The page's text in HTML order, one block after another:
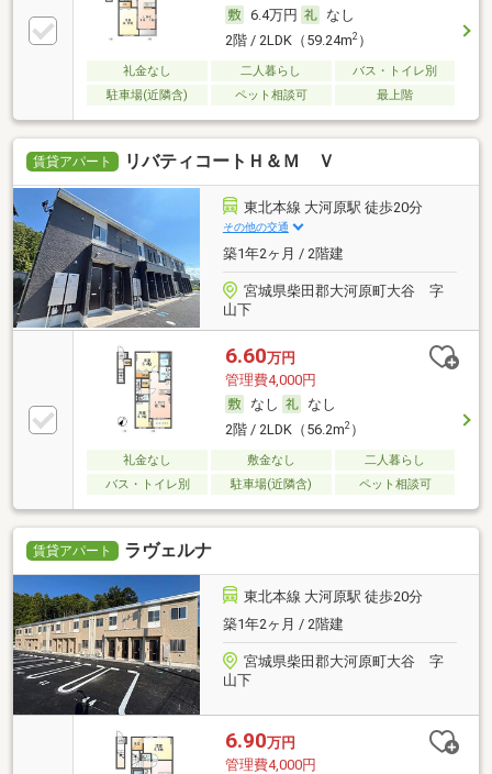
6.4万円
なし
2階 / 2LDK（59.24m2）
礼金なし 二人暮らし
バス・トイレ別
駐車場(近隣含)
ペット相談可 最上階
賃貸アパート リバティコートＨ＆Ｍ Ｖ
東北本線 大河原駅 徒歩20分
その他の交通
築1年2ヶ月 / 2階建
宮城県柴田郡大河原町大谷 字
山下
6.60万円
管理費4,000円
なし
なし
2階 / 2LDK（56.2m2）
礼金なし 敷金なし
二人暮らし
バス・トイレ別
駐車場(近隣含) ペット相談可
賃貸アパート ラヴェルナ
東北本線 大河原駅 徒歩20分
築1年2ヶ月 / 2階建
宮城県柴田郡大河原町大谷 字
山下
6.90万円
管理費4,000円